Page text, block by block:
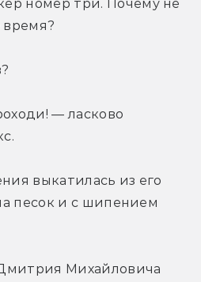
номер три. Почему не
время?
— ласково
выкатилась из его
песок и с шипением
Михайловича